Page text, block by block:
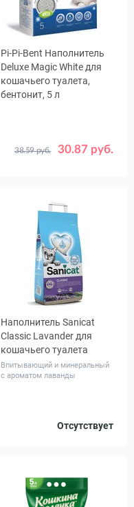
Pi-Pi-Bent Наполнитель
Deluxe Magic White для
кошачьего туалета,
бентонит, 5 л
30.87 руб.
38.59 руб.
Наполнитель Sanicat
Classic Lavander для
кошачьего туалета
Впитывающий и минеральный
с ароматом лаванды
Отсутствует
16 20